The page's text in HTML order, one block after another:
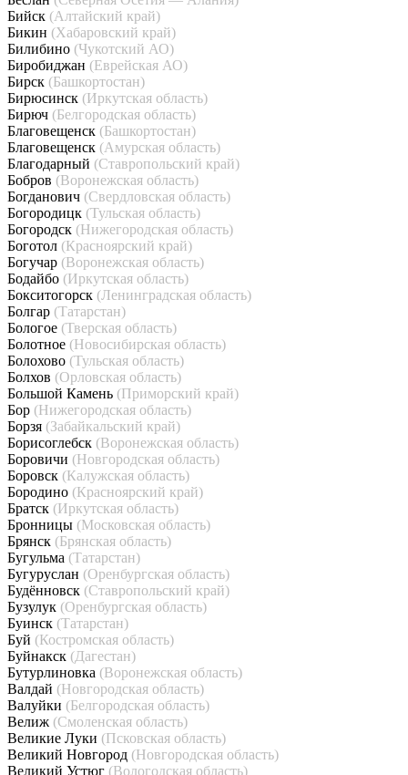
Бийск (Алтайский край)
Бикин (Хабаровский край)
Билибино (Чукотский АО)
Биробиджан (Еврейская АО)
Бирск (Башкортостан)
Бирюсинск (Иркутская область)
Бирюч (Белгородская область)
Благовещенск (Башкортостан)
Благовещенск (Амурская область)
Благодарный (Ставропольский край)
Бобров (Воронежская область)
Богданович (Свердловская область)
Богородицк (Тульская область)
Богородск (Нижегородская область)
Боготол (Красноярский край)
Богучар (Воронежская область)
Бодайбо (Иркутская область)
Бокситогорск (Ленинградская область)
Болгар (Татарстан)
Бологое (Тверская область)
Болотное (Новосибирская область)
Болохово (Тульская область)
Болхов (Орловская область)
Большой Камень (Приморский край)
Бор (Нижегородская область)
Борзя (Забайкальский край)
Борисоглебск (Воронежская область)
Боровичи (Новгородская область)
Боровск (Калужская область)
Бородино (Красноярский край)
Братск (Иркутская область)
Бронницы (Московская область)
Брянск (Брянская область)
Бугульма (Татарстан)
Бугуруслан (Оренбургская область)
Будённовск (Ставропольский край)
Бузулук (Оренбургская область)
Буинск (Татарстан)
Буй (Костромская область)
Буйнакск (Дагестан)
Бутурлиновка (Воронежская область)
Валдай (Новгородская область)
Валуйки (Белгородская область)
Велиж (Смоленская область)
Великие Луки (Псковская область)
Великий Новгород (Новгородская область)
Великий Устюг (Вологодская область)